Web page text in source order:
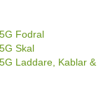
Fodral
Skal
Laddare, Kablar &